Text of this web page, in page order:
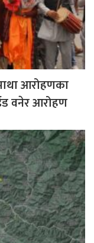
आरोहणका
वनेर आरोहण